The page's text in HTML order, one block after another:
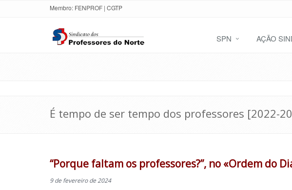
Membro: FENPROF | CGTP
SPN AÇÃO
É tempo de ser tempo dos professores [2022-
“Porque faltam os professores?”, no «Ordem do
9 de fevereiro de 2024